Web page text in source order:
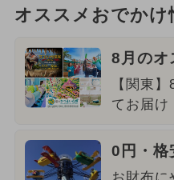
オススメおでかけ
8月のオ
【関東
てお届け
0円・格